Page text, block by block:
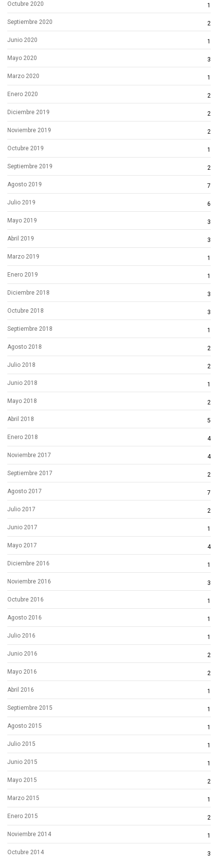
Octubre 2020 1
Septiembre 2020 2
Junio 2020 1
Mayo 2020 3
Marzo 2020 1
Enero 2020 2
Diciembre 2019 2
Noviembre 2019 2
Octubre 2019 1
Septiembre 2019 2
Agosto 2019 7
Julio 2019 6
Mayo 2019 3
Abril 2019 3
Marzo 2019 1
Enero 2019 1
Diciembre 2018 3
Octubre 2018 3
Septiembre 2018 1
Agosto 2018 2
Julio 2018 2
Junio 2018 1
Mayo 2018 2
Abril 2018 5
Enero 2018 4
Noviembre 2017 4
Septiembre 2017 2
Agosto 2017 7
Julio 2017 2
Junio 2017 1
Mayo 2017 4
Diciembre 2016 1
Noviembre 2016 3
Octubre 2016 1
Agosto 2016 1
Julio 2016 1
Junio 2016 2
Mayo 2016 2
Abril 2016 1
Septiembre 2015 1
Agosto 2015 1
Julio 2015 1
Junio 2015 1
Mayo 2015 2
Marzo 2015 1
Enero 2015 2
Noviembre 2014 1
Octubre 2014 3